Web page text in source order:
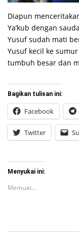
Diapun
Ya’kub dengan
Yusuf sudah mati
Yusuf kecil ke
tumbuh besar dan
Bagikan tulisan ini:
Facebook
Twitter
Menyukai ini:
Memuat...